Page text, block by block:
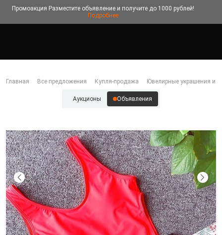
Промоакция Разместите объявление и получите до 1000 рублей!
Подробнее
Главная Все предложения Купля-продажа Ювелирные украшения и
Аукционы Объявления